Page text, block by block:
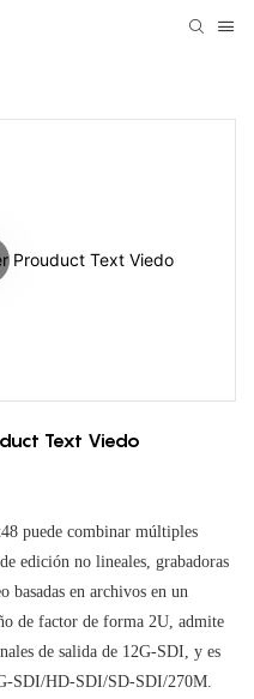
Text Viedo
puede combinar múltiples
edición no lineales, grabadoras
basadas en archivos en un
de factor de forma 2U, admite
de salida de 12G-SDI, y es
SDI/HD-SDI/SD-SDI/270M.